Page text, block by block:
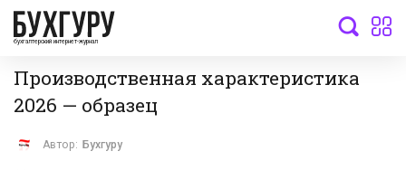
бухгалтерский интернет-журнал
Производственная характеристика
2026 — образец
Автор: Бухгуру